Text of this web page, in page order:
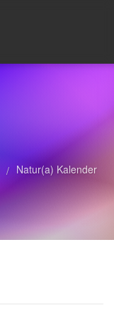
/ Natur(a) Kalender